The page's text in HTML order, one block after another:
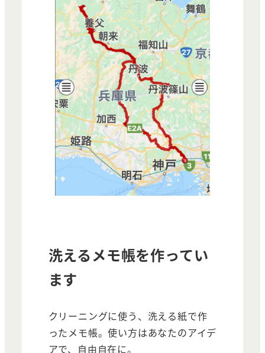
洗えるメモ帳を作ってい
ます
クリーニングに使う、洗える紙で作
ったメモ帳。使い方はあなたのアイデ
アで、自由自在に。